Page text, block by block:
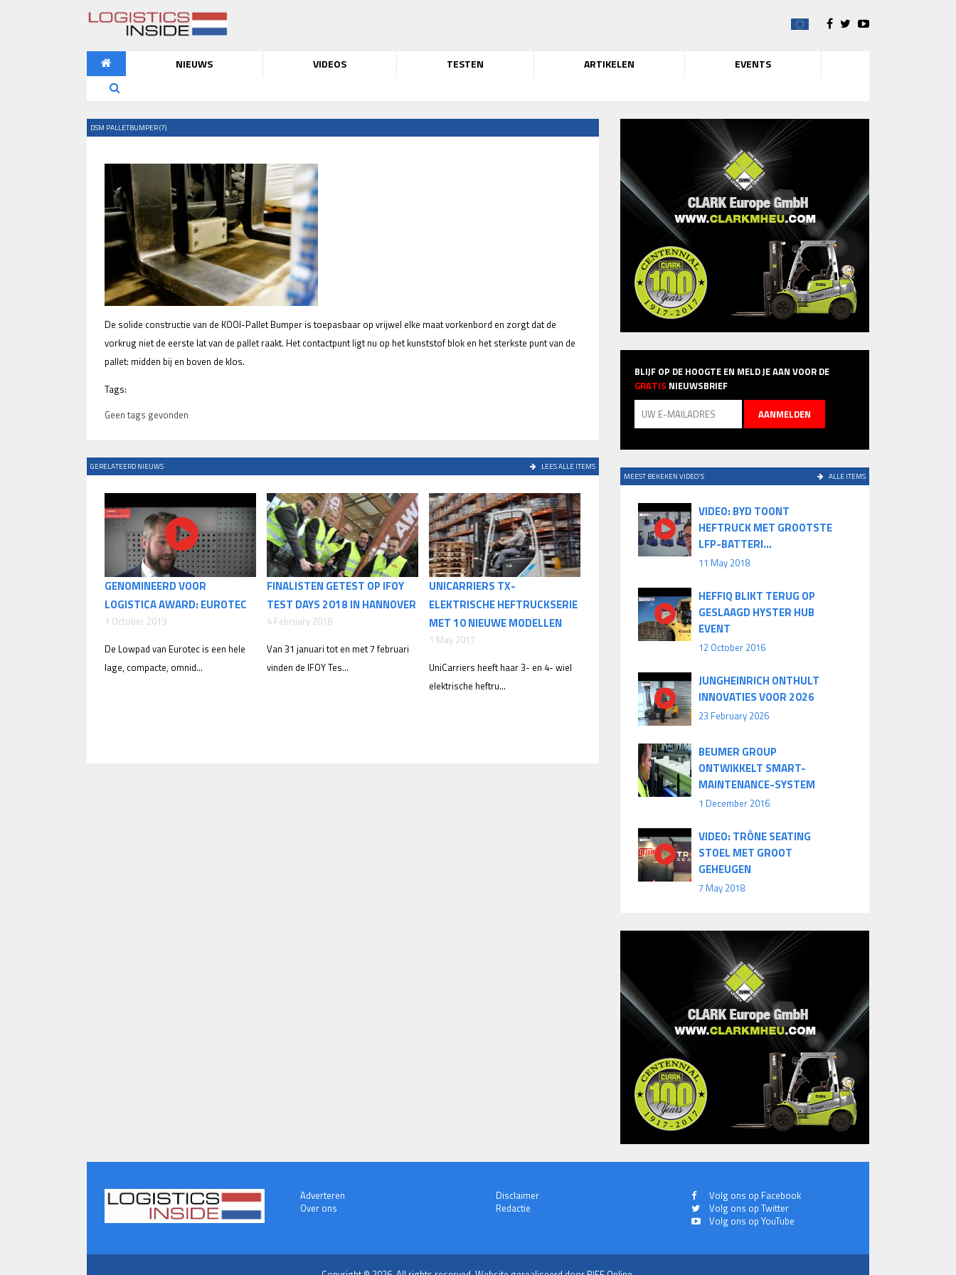
NIEUWS VIDEOS TESTEN ARTIKELEN EVENTS
DSM PALLETBUMPER (7)
De solide constructie van de KOOI-Pallet Bumper is toepasbaar op vrijwel elke maat vorkenbord en zorgt dat de
vorkrug niet de eerste lat van de pallet raakt. Het contactpunt ligt nu op het kunststof blok en het sterkste punt van de
pallet: midden bij en boven de klos.
Tags:
Geen tags gevonden
GERELATEERD NIEUWS LEES ALLE ITEMS
GENOMINEERD VOOR
LOGISTICA AWARD: EUROTEC
1 October 2019
De Lowpad van Eurotec is een hele
lage, compacte, omnid...
FINALISTEN GETEST OP IFOY
TEST DAYS 2018 IN HANNOVER
4 February 2018
Van 31 januari tot en met 7 februari
vinden de IFOY Tes...
UNICARRIERS TX-
ELEKTRISCHE HEFTRUCKSERIE
MET 10 NIEUWE MODELLEN
1 May 2017
UniCarriers heeft haar 3- en 4- wiel
elektrische heftru...
BLIJF OP DE HOOGTE EN MELD JE AAN VOOR DE
GRATIS NIEUWSBRIEF
MEEST BEKEKEN VIDEO'S ALLE ITEMS
VIDEO: BYD TOONT
HEFTRUCK MET GROOTSTE
LFP-BATTERI...
11 May 2018
HEFFIQ BLIKT TERUG OP
GESLAAGD HYSTER HUB
EVENT
12 October 2016
JUNGHEINRICH ONTHULT
INNOVATIES VOOR 2026
23 February 2026
BEUMER GROUP
ONTWIKKELT SMART-
MAINTENANCE-SYSTEM
1 December 2016
VIDEO: TRÔNE SEATING
STOEL MET GROOT
GEHEUGEN
7 May 2018
Adverteren
Over ons
Disclaimer
Redactie
Volg ons op Facebook
Volg ons op Twitter
Volg ons op YouTube